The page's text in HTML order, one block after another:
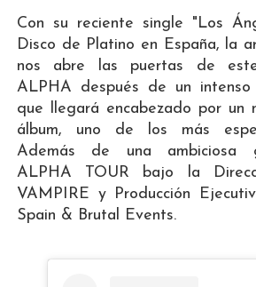
Con su reciente single "Los
Disco de Platino en España, la
nos abre las puertas de
ALPHA
después de un
que llegará encabezado por un
álbum, uno de los más
Además de una ambiciosa
ALPHA TOUR
bajo la
VAMPIRE y Producción
Spain & Brutal Events.